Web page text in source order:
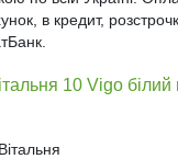
в кредит,
10 Vigo
Вітальня